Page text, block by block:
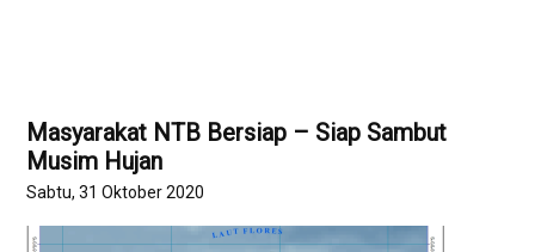
Masyarakat NTB Bersiap – Siap Sambut
Musim Hujan
Sabtu, 31 Oktober 2020